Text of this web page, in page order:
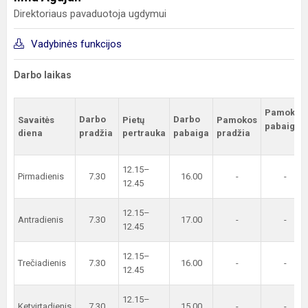
Direktoriaus pavaduotoja ugdymui
Vadybinės funkcijos
Darbo laikas
Savaitės
diena
Darbo
pradžia
Pietų
pertrauka
Darbo
pabaiga
Pamokos
pradžia
Pamokos
pabaiga
Pirmadienis 7.30
12.15–
12.45
16.00 - -
Antradienis 7.30
12.15–
12.45
17.00 - -
Trečiadienis 7.30
12.15–
12.45
16.00 - -
12.15–